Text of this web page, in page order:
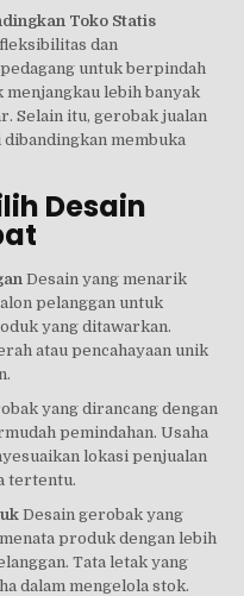
Toko Statis
dan
untuk berpindah
menjangkau lebih banyak
Selain itu, gerobak jualan
membuka
Desain
Desain yang menarik
pelanggan untuk
yang ditawarkan.
atau pencahayaan unik
yang dirancang dengan
pemindahan. Usaha
lokasi penjualan
tertentu.
Desain gerobak yang
produk dengan lebih
Tata letak yang
dalam mengelola stok.